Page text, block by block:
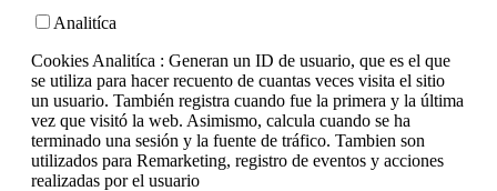
Analitíca
Cookies Analitíca : Generan un ID de usuario, que es el que
se utiliza para hacer recuento de cuantas veces visita el sitio
un usuario. También registra cuando fue la primera y la última
vez que visitó la web. Asimismo, calcula cuando se ha
terminado una sesión y la fuente de tráfico. Tambien son
utilizados para Remarketing, registro de eventos y acciones
realizadas por el usuario